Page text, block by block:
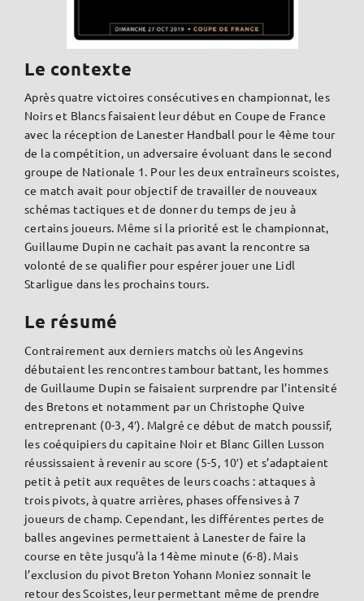
Le contexte
Après quatre victoires consécutives en championnat, les
Noirs et Blancs faisaient leur début en Coupe de France
avec la réception de Lanester Handball pour le 4ème tour
de la compétition, un adversaire évoluant dans le second
groupe de Nationale 1. Pour les deux entraîneurs scoistes,
ce match avait pour objectif de travailler de nouveaux
schémas tactiques et de donner du temps de jeu à
certains joueurs. Même si la priorité est le championnat,
Guillaume Dupin ne cachait pas avant la rencontre sa
volonté de se qualifier pour espérer jouer une Lidl
Starligue dans les prochains tours.
Le résumé
Contrairement aux derniers matchs où les Angevins
débutaient les rencontres tambour battant, les hommes
de Guillaume Dupin se faisaient surprendre par l’intensité
des Bretons et notamment par un Christophe Quive
entreprenant (0-3, 4′). Malgré ce début de match poussif,
les coéquipiers du capitaine Noir et Blanc Gillen Lusson
réussissaient à revenir au score (5-5, 10′) et s’adaptaient
petit à petit aux requêtes de leurs coachs : attaques à
trois pivots, à quatre arrières, phases offensives à 7
joueurs de champ. Cependant, les différentes pertes de
balles angevines permettaient à Lanester de faire la
course en tête jusqu’à la 14ème minute (6-8). Mais
l’exclusion du pivot Breton Yohann Moniez sonnait le
retour des Scoistes, leur permettant même de prendre